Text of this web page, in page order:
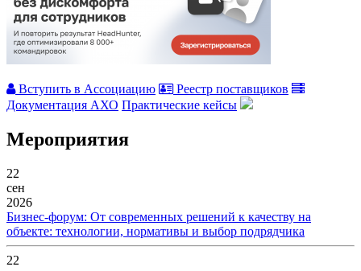
Вступить в Ассоциацию
Реестр поставщиков
Документация АХО Практические кейсы
Мероприятия
22
сен
2026
Бизнес-форум: От современных решений к качеству на
объекте: технологии, нормативы и выбор подрядчика
22